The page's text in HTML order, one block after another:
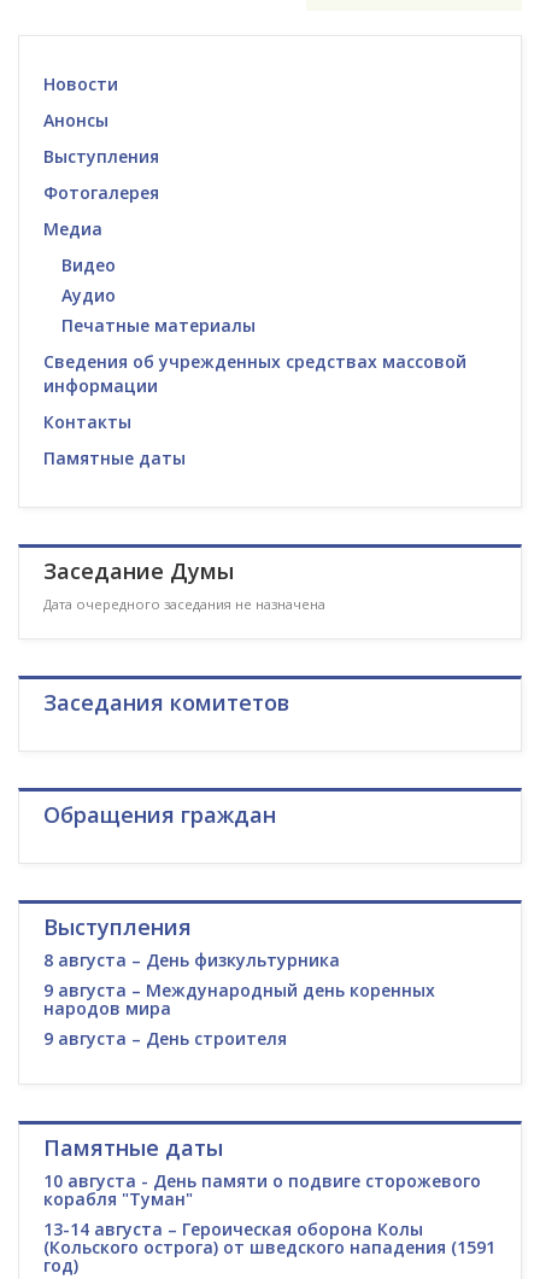
Новости
Анонсы
Выступления
Фотогалерея
Медиа
Видео
Аудио
Печатные материалы
Сведения об учрежденных средствах массовой
информации
Контакты
Памятные даты
Заседание Думы
Дата очередного заседания не назначена
Заседания комитетов
Обращения граждан
Выступления
8 августа – День физкультурника
9 августа – Международный день коренных
народов мира
9 августа – День строителя
Памятные даты
10 августа - День памяти о подвиге сторожевого
корабля "Туман"
13-14 августа – Героическая оборона Колы
(Кольского острога) от шведского нападения (1591
год)